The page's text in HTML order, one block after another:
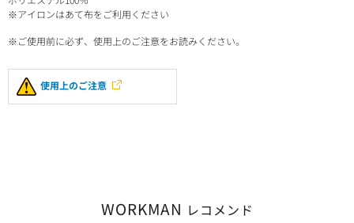
※アイロンはあて布をご利用ください
※ご使用前に必ず、使用上のご注意をお読みください。
使用上のご注意
WORKMAN レコメンド